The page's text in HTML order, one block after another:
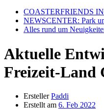
COASTERFRIENDS
NEWSCENTER: Park
Alles rund um
Aktuelle
Freizeit-Land
Ersteller Paddi
Erstellt am 6. Feb 2022